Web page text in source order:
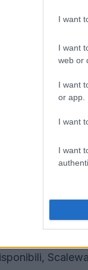
I want
I want
web or
I want
or app.
I want
I want
della rete
, responsabile
miliardi di
iliad
sulle risorse
una
piano in
per le
Scaleway
l’intelligenza